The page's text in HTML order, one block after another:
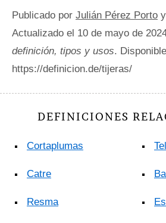
Publicado por Julián Pérez Porto
Actualizado el 10 de mayo de
definición, tipos y usos.
https://definicion.de/tijeras/
DEFINICIONES
Cortaplumas
Catre
Resma